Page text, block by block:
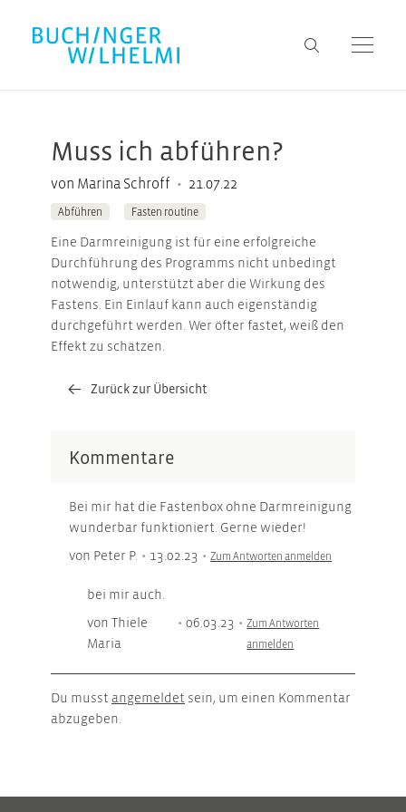
Muss ich abführen?
von Marina Schroff • 21.07.22
Abführen Fasten routine
Eine Darmreinigung ist für eine erfolgreiche
Durchführung des Programms nicht unbedingt
notwendig, unterstützt aber die Wirkung des
Fastens. Ein Einlauf kann auch eigenständig
durchgeführt werden. Wer öfter fastet, weiß den
Effekt zu schätzen.
Zurück zur Übersicht
Kommentare
Bei mir hat die Fastenbox ohne Darmreinigung
wunderbar funktioniert. Gerne wieder!
von Peter P. • 13.02.23 • Zum Antworten anmelden
bei mir auch.
von Thiele
Maria
• 06.03.23 • Zum Antworten
anmelden
Du musst angemeldet sein, um einen Kommentar
abzugeben.